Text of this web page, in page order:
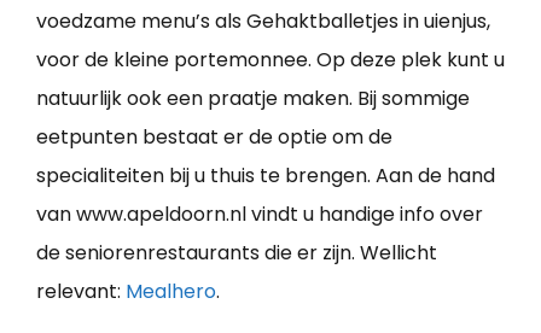
voedzame menu’s als Gehaktballetjes in uienjus,
voor de kleine portemonnee. Op deze plek kunt u
natuurlijk ook een praatje maken. Bij sommige
eetpunten bestaat er de optie om de
specialiteiten bij u thuis te brengen. Aan de hand
van www.apeldoorn.nl vindt u handige info over
de seniorenrestaurants die er zijn. Wellicht
relevant: Mealhero.